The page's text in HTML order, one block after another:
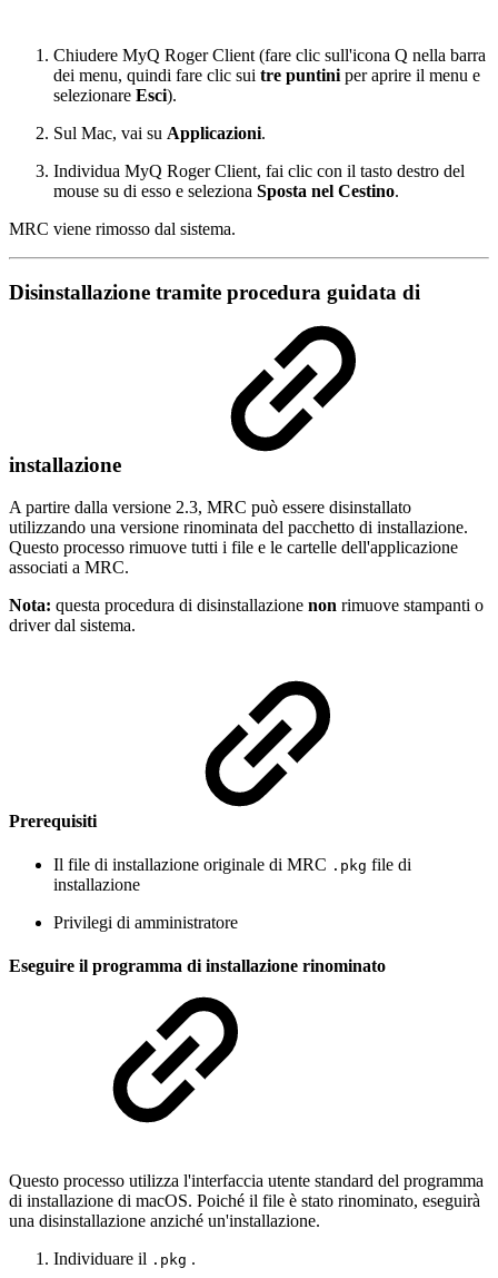
Chiudere MyQ Roger Client (fare clic sull'icona Q nella barra
dei menu, quindi fare clic sui tre puntini per aprire il menu e
selezionare Esci).
Sul Mac, vai su Applicazioni.
Individua MyQ Roger Client, fai clic con il tasto destro del
mouse su di esso e seleziona Sposta nel Cestino.
MRC viene rimosso dal sistema.
Disinstallazione tramite procedura guidata di
installazione
A partire dalla versione 2.3, MRC può essere disinstallato
utilizzando una versione rinominata del pacchetto di installazione.
Questo processo rimuove tutti i file e le cartelle dell'applicazione
associati a MRC.
Nota: questa procedura di disinstallazione non rimuove stampanti o
driver dal sistema.
Prerequisiti
Il file di installazione originale di MRC .pkg file di
installazione
Privilegi di amministratore
Eseguire il programma di installazione rinominato
Questo processo utilizza l'interfaccia utente standard del programma
di installazione di macOS. Poiché il file è stato rinominato, eseguirà
una disinstallazione anziché un'installazione.
Individuare il .pkg .